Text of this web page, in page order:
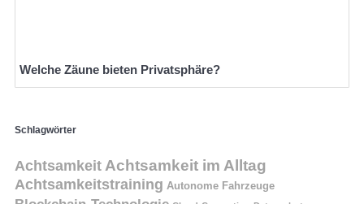
Welche Zäune bieten Privatsphäre?
Schlagwörter
AchtsamkeitAchtsamkeit im Alltag
Achtsamkeitstraining Autonome Fahrzeuge